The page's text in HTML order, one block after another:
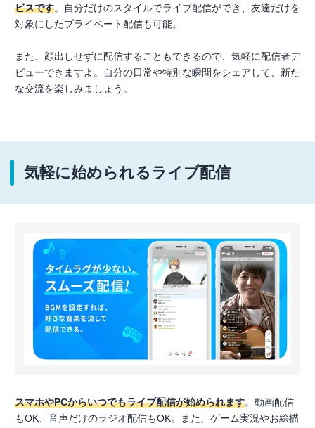
ビスです。自分だけのスタイルでライブ配信ができ、友達だけを
対象にしたプライベート配信も可能。
また、顔出しせずに配信することもできるので、気軽に配信者デ
ビューできますよ。自分の日常や特別な瞬間をシェアして、新た
な交流を楽しみましょう。
気軽に始められるライブ配信
スマホやPCからいつでもライブ配信が始められます。動画配信
もOK、音声だけのラジオ配信もOK。また、ゲーム実況やお絵描